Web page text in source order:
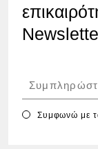
Συμφωνώ με